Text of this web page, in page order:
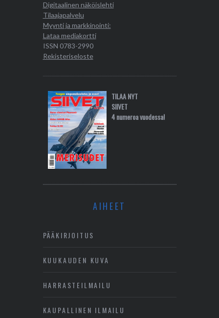
Digitaalinen näköislehti
Tilaajapalvelu
Myynti ja markkinointi:
Lataa mediakortti
ISSN 0783-2990
Rekisteriseloste
TILAA NYT
SIIVET
4 numeroa vuodessa!
AIHEET
PÄÄKIRJOITUS
KUUKAUDEN KUVA
HARRASTEILMAILU
KAUPALLINEN ILMAILU